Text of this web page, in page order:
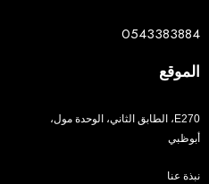
0543383884
الموقع
E270، الطابق الثاني، الوحدة مول،
أبوظبي
نبذة عنا